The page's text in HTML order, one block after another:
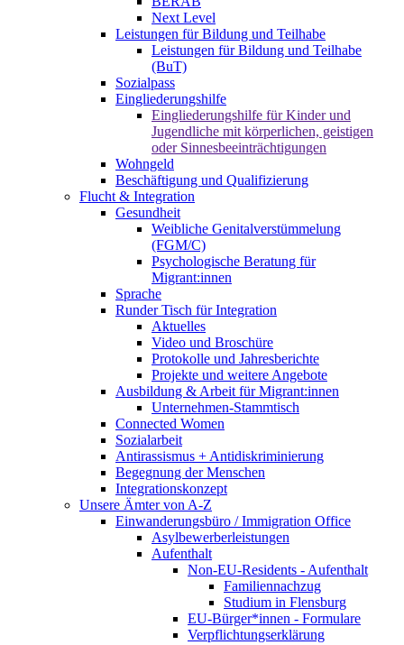
Next Level
Leistungen für Bildung und Teilhabe
Leistungen für Bildung und Teilhabe
(BuT)
Sozialpass
Eingliederungshilfe
Eingliederungshilfe für Kinder und
Jugendliche mit körperlichen, geistigen
oder Sinnesbeeinträchtigungen
Wohngeld
Beschäftigung und Qualifizierung
Flucht & Integration
Gesundheit
Weibliche Genitalverstümmelung
(FGM/C)
Psychologische Beratung für
Migrant:innen
Sprache
Runder Tisch für Integration
Aktuelles
Video und Broschüre
Protokolle und Jahresberichte
Projekte und weitere Angebote
Ausbildung & Arbeit für Migrant:innen
Unternehmen-Stammtisch
Connected Women
Sozialarbeit
Antirassismus + Antidiskriminierung
Begegnung der Menschen
Integrationskonzept
Unsere Ämter von A-Z
Einwanderungsbüro / Immigration Office
Asylbewerberleistungen
Aufenthalt
Non-EU-Residents - Aufenthalt
Familiennachzug
Studium in Flensburg
EU-Bürger*innen - Formulare
Verpflichtungserklärung